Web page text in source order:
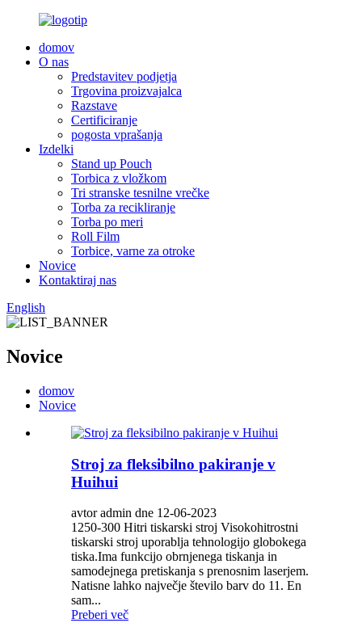
domov
O nas
Predstavitev podjetja
Trgovina proizvajalca
Razstave
Certificiranje
pogosta vprašanja
Izdelki
Stand up Pouch
Torbica z vložkom
Tri stranske tesnilne vrečke
Torba za recikliranje
Torba po meri
Roll Film
Torbice, varne za otroke
Novice
Kontaktiraj nas
English
Novice
domov
Novice
Stroj za fleksibilno pakiranje v
Huihui
avtor admin dne 12-06-2023
1250-300 Hitri tiskarski stroj Visokohitrostni
tiskarski stroj uporablja tehnologijo globokega
tiska.Ima funkcijo obrnjenega tiskanja in
samodejnega pretiskanja s prenosnim laserjem.
Natisne lahko največje število barv do 11. En
sam...
Preberi več